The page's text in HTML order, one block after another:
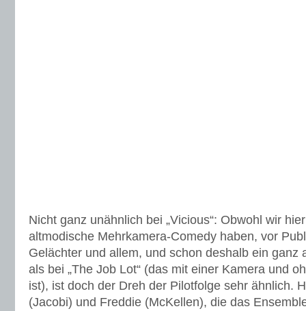
Nicht ganz unähnlich bei „Vicious“: Obwohl wir
altmodische Mehrkamera-Comedy haben, vor
Gelächter und allem, und schon deshalb ein ganz
als bei „The Job Lot“ (das mit einer Kamera und
ist), ist doch der Dreh der Pilotfolge sehr ähnlich.
(Jacobi) und Freddie (McKellen), die das